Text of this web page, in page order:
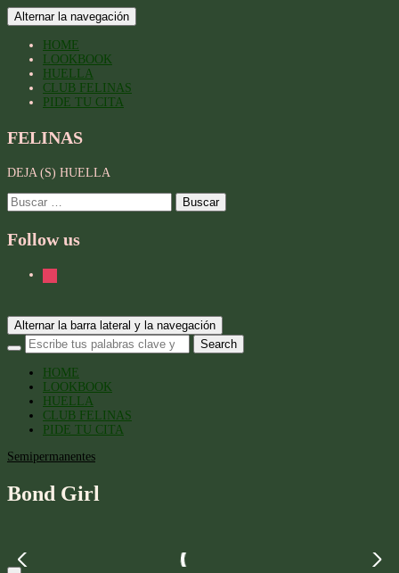
Alternar la navegación
HOME
LOOKBOOK
HUELLA
CLUB FELINAS
PIDE TU CITA
FELINAS
DEJA (S) HUELLA
Buscar:
Follow us
Alternar la barra lateral y la navegación
HOME
LOOKBOOK
HUELLA
CLUB FELINAS
PIDE TU CITA
Semipermanentes
Bond Girl